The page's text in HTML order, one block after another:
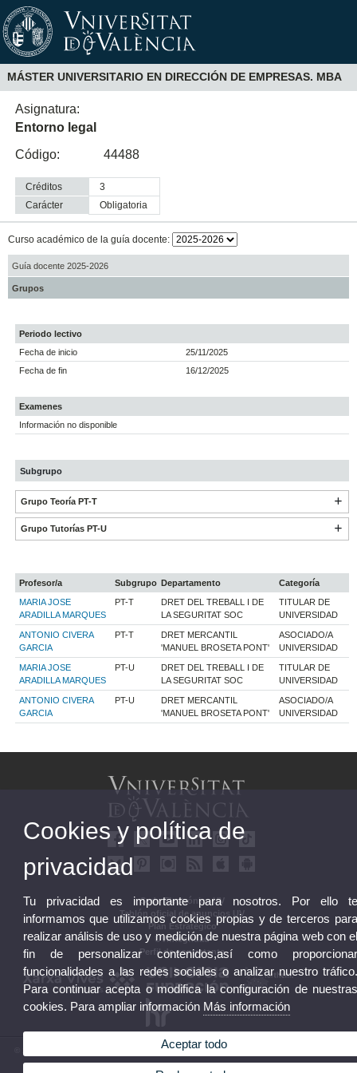
MÁSTER UNIVERSITARIO EN DIRECCIÓN DE EMPRESAS. MBA
Asignatura:
Entorno legal
Código:
44488
Créditos
3
Carácter
obligatoria
Curso académico de la guía docente:
Guía docente 2025-2026
Grupos
Periodo lectivo
Fecha de inicio
25/11/2025
Fecha de fin
16/12/2025
Examenes
Información no disponible
Subgrupo
Grupo Teoría PT-T
Grupo Tutorías PT-U
Profesor/a Subgrupo Departamento
Categoría
MARIA JOSE
ARADILLA MARQUES
PT-T
DRET DEL TREBALL I DE
LA SEGURITAT SOC
TITULAR DE
UNIVERSIDAD
ANTONIO CIVERA
GARCIA
PT-T
DRET MERCANTIL
'MANUEL BROSETA PONT'
ASOCIADO/A
UNIVERSIDAD
MARIA JOSE
ARADILLA MARQUES
PT-U
DRET DEL TREBALL I DE
LA SEGURITAT SOC
TITULAR DE
UNIVERSIDAD
ANTONIO CIVERA
GARCIA
PT-U
DRET MERCANTIL
'MANUEL BROSETA PONT'
ASOCIADO/A
UNIVERSIDAD
Sede Electrónica UV
Tablón oficial de anuncios UV
Plan Estratégico
UVintegridad
Perfil de contratante
© 2026 UV. - Av. Blasco Ibáñez, 13. 46010 València. Espanya. Tel. UV: (+34) 963 86 41 00
Política privacidad Cookies
Cookies y política de
privacidad
Tu privacidad es importante para nosotros. Por ello
informamos que utilizamos cookies propias y de terceros
realizar análisis de uso y medición de nuestra página web con
fin de personalizar contenidos,así como
funcionalidades a las redes sociales o analizar nuestro
Para continuar acepta o modifica la configuración de
cookies. Para ampliar información Más información
Aceptar todo